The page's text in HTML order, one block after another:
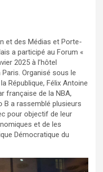
et des Médias et Porte-
a participé au Forum «
2025 à l’hôtel
Organisé sous le
République, Félix Antoine
française de la NBA,
B a rassemblé plusieurs
pour objectif de leur
et de les
Démocratique du